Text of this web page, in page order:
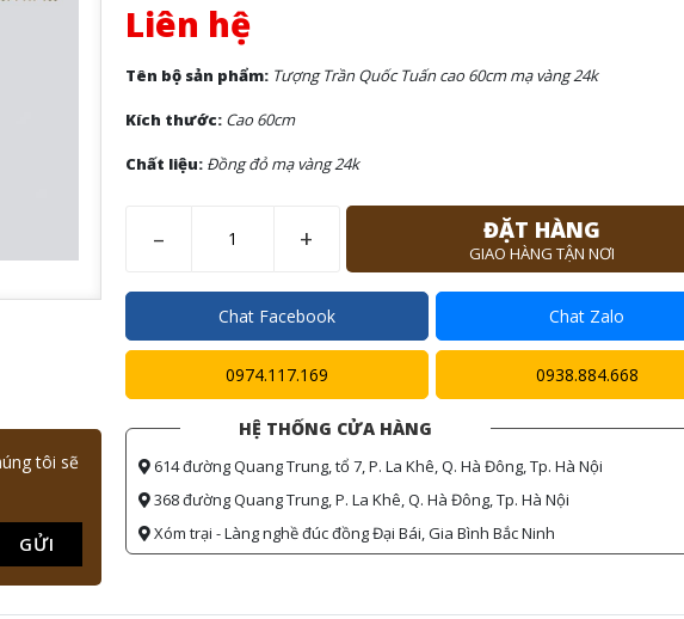
tôi sẽ
GỬI
Liên hệ
Tên bộ sản phẩm: Tượng Trần Quốc Tuấn cao 60cm mạ vàng 24k
Kích thước:Cao 60cm
Chất liệu: Đồng đỏ mạ vàng 24k
– + ĐẶT HÀNG
GIAO HÀNG TẬN NƠI
Chat Facebook Chat Zalo
0974.117.169 0938.884.668
HỆ THỐNG CỬA HÀNG
614 đường Quang Trung, tổ 7, P. La Khê, Q. Hà Đông, Tp. Hà Nội
368 đường Quang Trung, P. La Khê, Q. Hà Đông, Tp. Hà Nội
Xóm trại - Làng nghề đúc đồng Đại Bái, Gia Bình Bắc Ninh